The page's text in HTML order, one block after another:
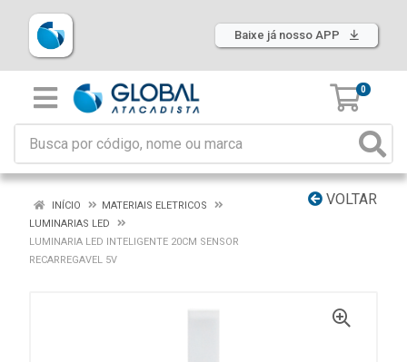
Baixe já nosso APP
0
VOLTAR
INÍCIO
MATERIAIS ELETRICOS
LUMINARIAS LED
LUMINARIA LED INTELIGENTE 20CM SENSOR
RECARREGAVEL 5V